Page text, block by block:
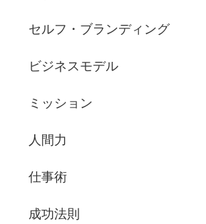
セルフ・ブランディング
ビジネスモデル
ミッション
人間力
仕事術
成功法則